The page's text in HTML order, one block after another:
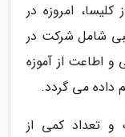
امروزه در
شامل شرکت در
اطاعت از آموزه
داده می گردد.
و تعداد کمی از